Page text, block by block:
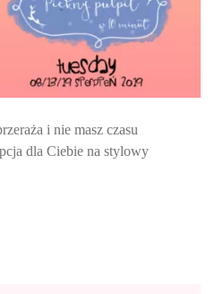
i nie masz czasu
dla Ciebie na stylowy